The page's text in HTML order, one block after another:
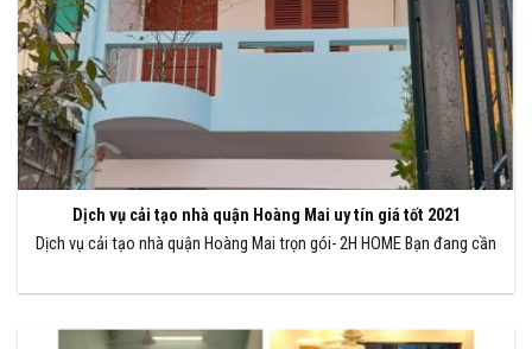
Dịch vụ cải tạo nhà quận Hoàng Mai uy tín giá tốt 2021
Dịch vụ cải tạo nhà quận Hoàng Mai trọn gói- 2H HOME Bạn đang cần